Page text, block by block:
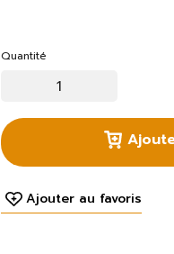
Quantité
Ajouter au favoris